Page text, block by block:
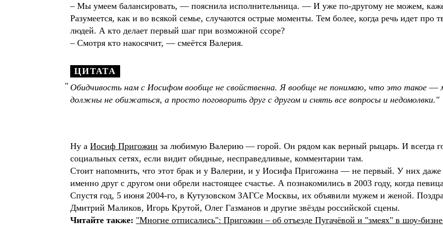
– Мы умеем балансировать, ― пояснила исполнительница. ― И уже по-другому не можем,
Разумеется, как и во всякой семье, случаются острые моменты. Тем более, когда речь идет
людей. А кто делает первый шаг при возможной ссоре?
– Смотря кто накосячит, ― смеётся Валерия.
ЦИТАТА
Обидчивость нам с Иосифом вообще не свойственна. Я вообще не понимаю, что это такое ―
должны не обижаться, а просто поговорить друг с другом и снять все вопросы и недомолвки.
Ну а Иосиф Пригожин за любимую Валерию ― горой. Он рядом как верный рыцарь. И всегда
социальных сетях, если видит обидные, несправедливые, комментарии там.
Стоит напомнить, что этот брак и у Валерии, и у Иосифа Пригожина ― не первый. У них
именно друг с другом они обрели настоящее счастье. А познакомились в 2003 году, когда
Спустя год, 5 июня 2004-го, в Кутузовском ЗАГСе Москвы, их объявили мужем и женой.
Дмитрий Маликов, Игорь Крутой, Олег Газманов и другие звёзды российской сцены.
Читайте также: "Многие отписались": Пригожин – об отъезде Пугачёвой и "змеях" в шоу-